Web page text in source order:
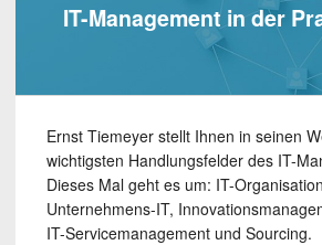
IT-Management in der
Ernst Tiemeyer stellt Ihnen in seinen
wichtigsten Handlungs­felder des IT-
Dieses Mal geht es um: IT-
Unternehmens-IT,
IT-Servicemanagement und Sourcing.